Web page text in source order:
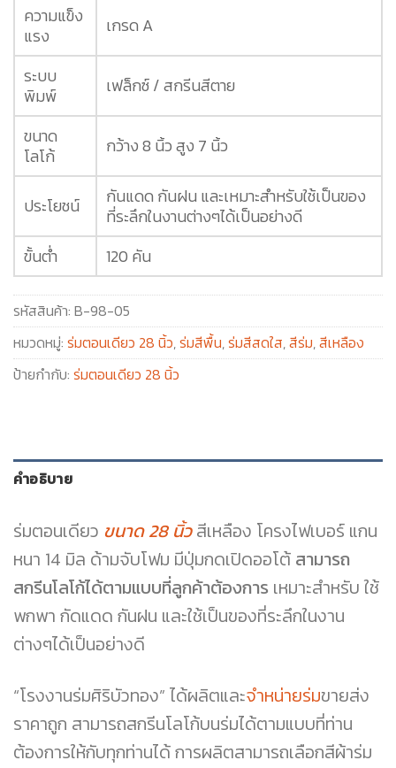
ความแข็ง
แรง
เกรด A
ระบบ
พิมพ์
เฟล็กซ์ / สกรีนสีตาย
ขนาด
โลโก้
กว้าง 8 นิ้ว สูง 7 นิ้ว
ประโยชน์
กันแดด กันฝน และเหมาะสำหรับใช้เป็นของ
ที่ระลึกในงานต่างๆได้เป็นอย่างดี
ขั้นต่ำ
120 คัน
รหัสสินค้า: B-98-05
หมวดหมู่: ร่มตอนเดียว 28 นิ้ว,ร่มสีพื้น,ร่มสีสดใส,สีร่ม,สีเหลือง
ป้ายกำกับ: ร่มตอนเดียว 28 นิ้ว
คำอธิบาย
ร่มตอนเดียว ขนาด 28 นิ้วสีเหลือง โครงไฟเบอร์ แกน
หนา 14 มิล ด้ามจับโฟม มีปุ่มกดเปิดออโต้ สามารถ
สกรีนโลโก้ได้ตามแบบที่ลูกค้าต้องการ เหมาะสำหรับ ใช้
พกพา กัดแดด กันฝน และใช้เป็นของที่ระลึกในงาน
ต่างๆได้เป็นอย่างดี
“โรงงานร่มศิริบัวทอง” ได้ผลิตและจำหน่ายร่มขายส่ง
ราคาถูก สามารถสกรีนโลโก้บนร่มได้ตามแบบที่ท่าน
ต้องการให้กับทุกท่านได้ การผลิตสามารถเลือกสีผ้าร่ม